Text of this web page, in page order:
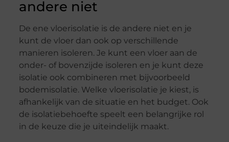
andere niet
De ene vloerisolatie is de andere niet en je
kunt de vloer dan ook op verschillende
manieren isoleren. Je kunt een vloer aan de
onder- of bovenzijde isoleren en je kunt deze
isolatie ook combineren met bijvoorbeeld
bodemisolatie. Welke vloerisolatie je kiest, is
afhankelijk van de situatie en het budget. Ook
de isolatiebehoefte speelt een belangrijke rol
in de keuze die je uiteindelijk maakt.